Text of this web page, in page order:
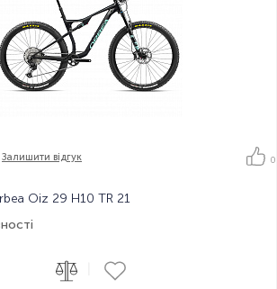
Залишити вiдгук 0
Oiz 29 H10 TR 21